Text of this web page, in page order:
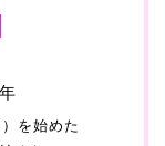
を始めた